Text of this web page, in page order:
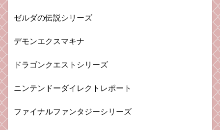
ゼルダの伝説シリーズ
デモンエクスマキナ
ドラゴンクエストシリーズ
ニンテンドーダイレクトレポート
ファイナルファンタジーシリーズ